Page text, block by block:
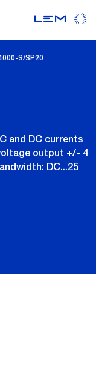
S/SP20
and DC currents
output +/- 4
DC...25